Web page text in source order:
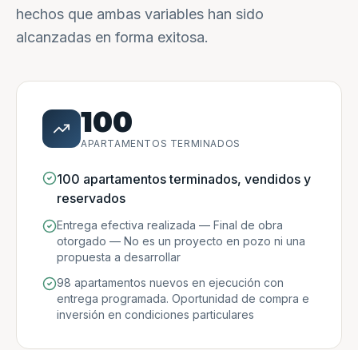
hechos que ambas variables han sido
alcanzadas en forma exitosa.
100
APARTAMENTOS TERMINADOS
100 apartamentos terminados, vendidos y
reservados
Entrega efectiva realizada — Final de obra
otorgado — No es un proyecto en pozo ni una
propuesta a desarrollar
98 apartamentos nuevos en ejecución con
entrega programada. Oportunidad de compra e
inversión en condiciones particulares